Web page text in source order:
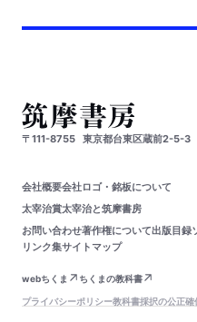
〒111-8755 東京都台東区蔵前2-5-3
会社概要会社ロゴ・銘板について
太宰治賞太宰治と筑摩書房
お問い合わせ著作権について出版目録
リンク集サイトマップ
webちくま
ちくまの教科書
プライバシーポリシー教科書採択の公正